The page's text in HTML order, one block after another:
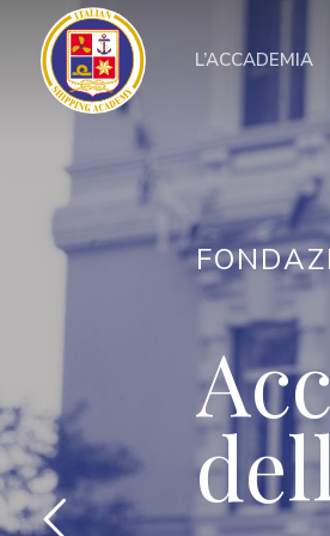
content
L’ACCADEMIA